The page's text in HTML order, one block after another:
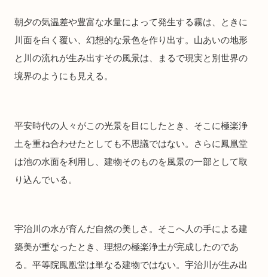
朝夕の気温差や豊富な水量によって発生する霧は、ときに
川面を白く覆い、幻想的な景色を作り出す。山あいの地形
と川の流れが生み出すその風景は、まるで現実と別世界の
境界のようにも見える。
平安時代の人々がこの光景を目にしたとき、そこに極楽浄
土を重ね合わせたとしても不思議ではない。さらに鳳凰堂
は池の水面を利用し、建物そのものを風景の一部として取
り込んでいる。
宇治川の水が育んだ自然の美しさ。そこへ人の手による建
築美が重なったとき、理想の極楽浄土が完成したのであ
る。平等院鳳凰堂は単なる建物ではない。宇治川が生み出